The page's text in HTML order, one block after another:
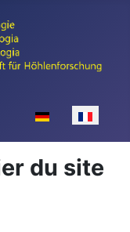
Sélectionnez
du site